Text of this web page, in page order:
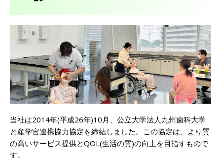
当社は2014年(平成26年)10月、公立大学法人九州歯科大学
と産学官連携協力協定を締結しました。この協定は、より質
の高いサービス提供とQOL(生活の質)の向上を目指すもので
す。